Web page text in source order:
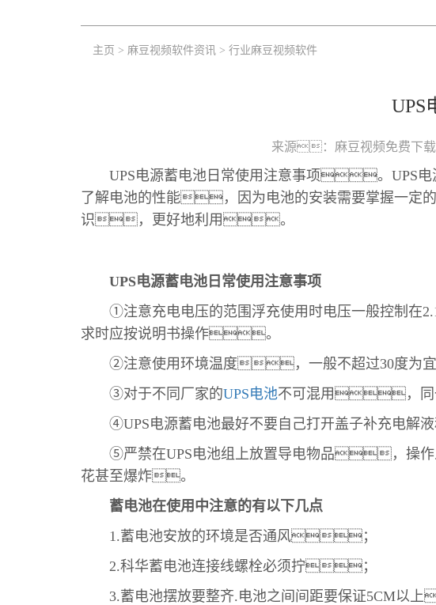
主页 > 麻豆视频软件资讯 > 行业麻豆视频软件
UPS
来源： 麻豆视频免费下
UPS电源蓄电池日常使用注意事项。UPS电
了解电池的性能，因为电池的安装需要掌握一
识，更好地利用。
UPS电源蓄电池日常使用注意事项
①注意充电电压的范围浮充使用时电压一般控制在
求时应按说明书操作。
②注意使用环境温度，一般不超过30度为
③对于不同厂家的UPS电池不可混用，同
④UPS电源蓄电池最好不要自己打开盖子补充电解
⑤严禁在UPS电池组上放置导电物品，操作人
花甚至爆炸。
蓄电池在使用中注意的有以下几点
1.蓄电池安放的环境是否通风；
2.科华蓄电池连接线螺栓必须拧；
3.蓄电池摆放要整齐.电池之间间距要保证5CM以上